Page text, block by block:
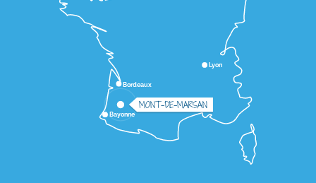
Lyon
Bordeaux
Bayonne
MONT-DE-MARSAN